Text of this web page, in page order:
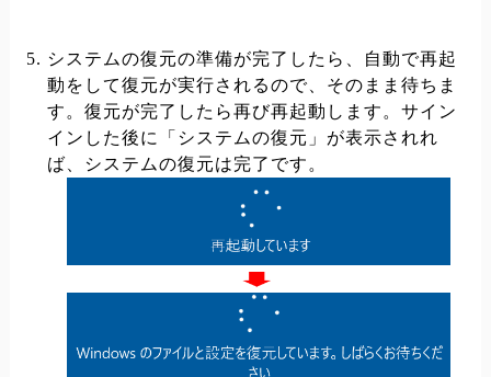
システムの復元の準備が完了したら、自動で再起
動をして復元が実行されるので、そのまま待ちま
す。復元が完了したら再び再起動します。サイン
インした後に「システムの復元」が表示されれ
ば、システムの復元は完了です。